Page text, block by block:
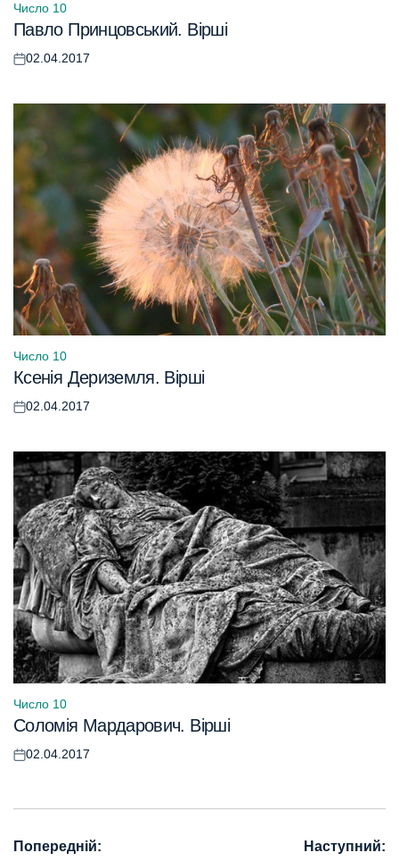
Опублікувати
у
Число 10
Павло Принцовський. Вірші
Оприлюднено
02.04.2017
Опублікувати
у
Число 10
Ксенія Дериземля. Вірші
Оприлюднено
02.04.2017
Опублікувати
у
Число 10
Соломія Мардарович. Вірші
Оприлюднено
02.04.2017
Навігація
Попередній: Наступний: